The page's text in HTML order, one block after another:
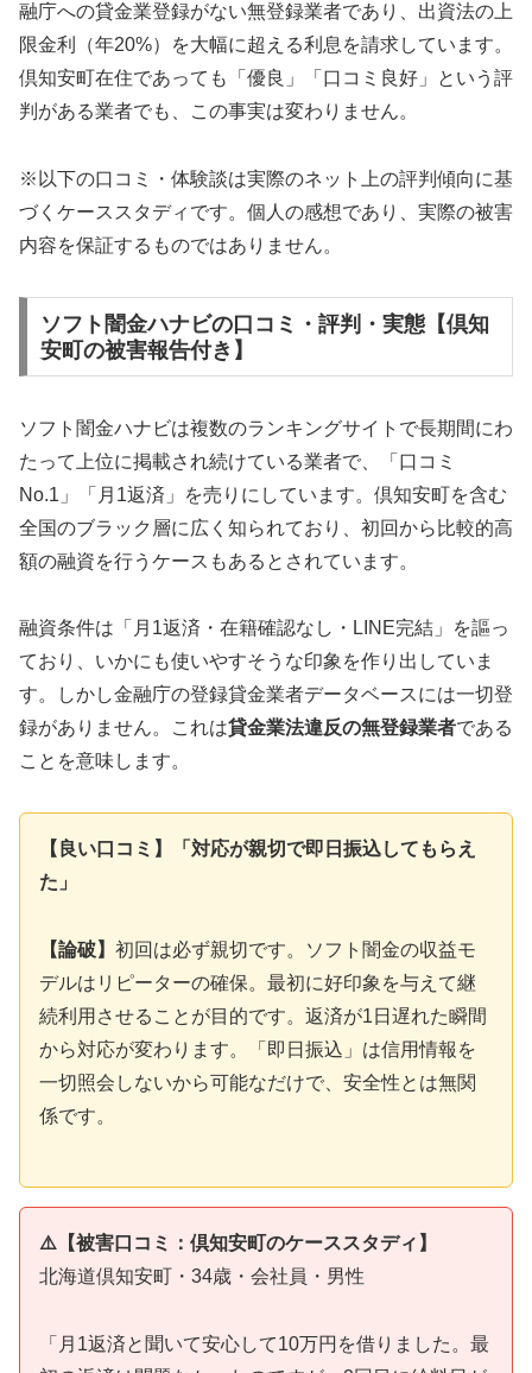
融庁への貸金業登録がない無登録業者であり、出資法の上
限金利（年20%）を大幅に超える利息を請求しています。
倶知安町在住であっても「優良」「口コミ良好」という評
判がある業者でも、この事実は変わりません。
※以下の口コミ・体験談は実際のネット上の評判傾向に基
づくケーススタディです。個人の感想であり、実際の被害
内容を保証するものではありません。
ソフト闇金ハナビの口コミ・評判・実態【倶知
安町の被害報告付き】
ソフト闇金ハナビは複数のランキングサイトで長期間にわ
たって上位に掲載され続けている業者で、「口コミ
No.1」「月1返済」を売りにしています。倶知安町を含む
全国のブラック層に広く知られており、初回から比較的高
額の融資を行うケースもあるとされています。
融資条件は「月1返済・在籍確認なし・LINE完結」を謳っ
ており、いかにも使いやすそうな印象を作り出していま
す。しかし金融庁の登録貸金業者データベースには一切登
録がありません。これは貸金業法違反の無登録業者である
ことを意味します。
【良い口コミ】「対応が親切で即日振込してもらえ
た」
【論破】 初回は必ず親切です。ソフト闇金の収益モ
デルはリピーターの確保。最初に好印象を与えて継
続利用させることが目的です。返済が1日遅れた瞬間
から対応が変わります。「即日振込」は信用情報を
一切照会しないから可能なだけで、安全性とは無関
係です。
⚠️【被害口コミ：倶知安町のケーススタディ】
北海道倶知安町・34歳・会社員・男性
「月1返済と聞いて安心して10万円を借りました。最